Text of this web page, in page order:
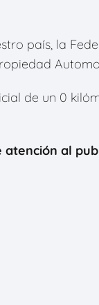
país, la
de un 0
al